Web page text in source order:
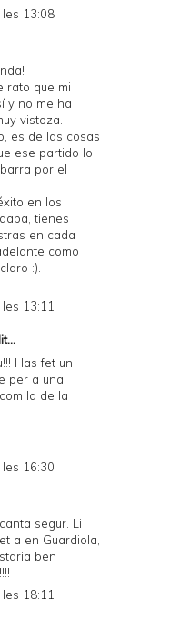
13:08
rato que mi
y no me ha
vistoza.
es de las cosas
ese partido lo
por el
en los
tienes
en cada
como
:).
13:11
Has fet un
per a una
la de la
16:30
segur. Li
a en Guardiola,
ben
18:11